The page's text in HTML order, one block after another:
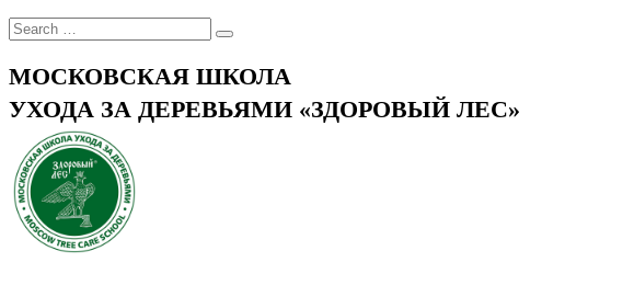
МОСКОВСКАЯ ШКОЛА
УХОДА ЗА ДЕРЕВЬЯМИ «ЗДОРОВЫЙ ЛЕС»